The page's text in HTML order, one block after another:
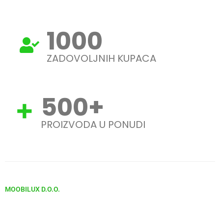
1000
ZADOVOLJNIH KUPACA
500+
PROIZVODA U PONUDI
MOOBILUX D.O.O.